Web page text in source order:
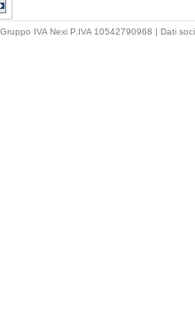
IVA Nexi P.IVA 10542790968 | Dati